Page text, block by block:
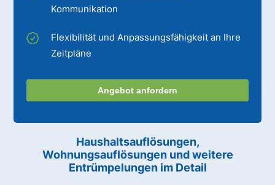
Kommunikation
Flexibilität und Anpassungsfähigkeit an Ihre
Zeitpläne
Angebot anfordern
Haushaltsauflösungen,
Wohnungsauflösungen und weitere
Entrümpelungen im Detail